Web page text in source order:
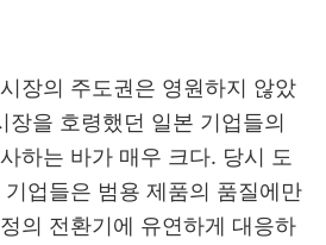
장의 주도권은 영원하지 않았
장을 호령했던 일본 기업들의
하는 바가 매우 크다. 당시 도
업들은 범용 제품의 품질에만
의 전환기에 유연하게 대응하